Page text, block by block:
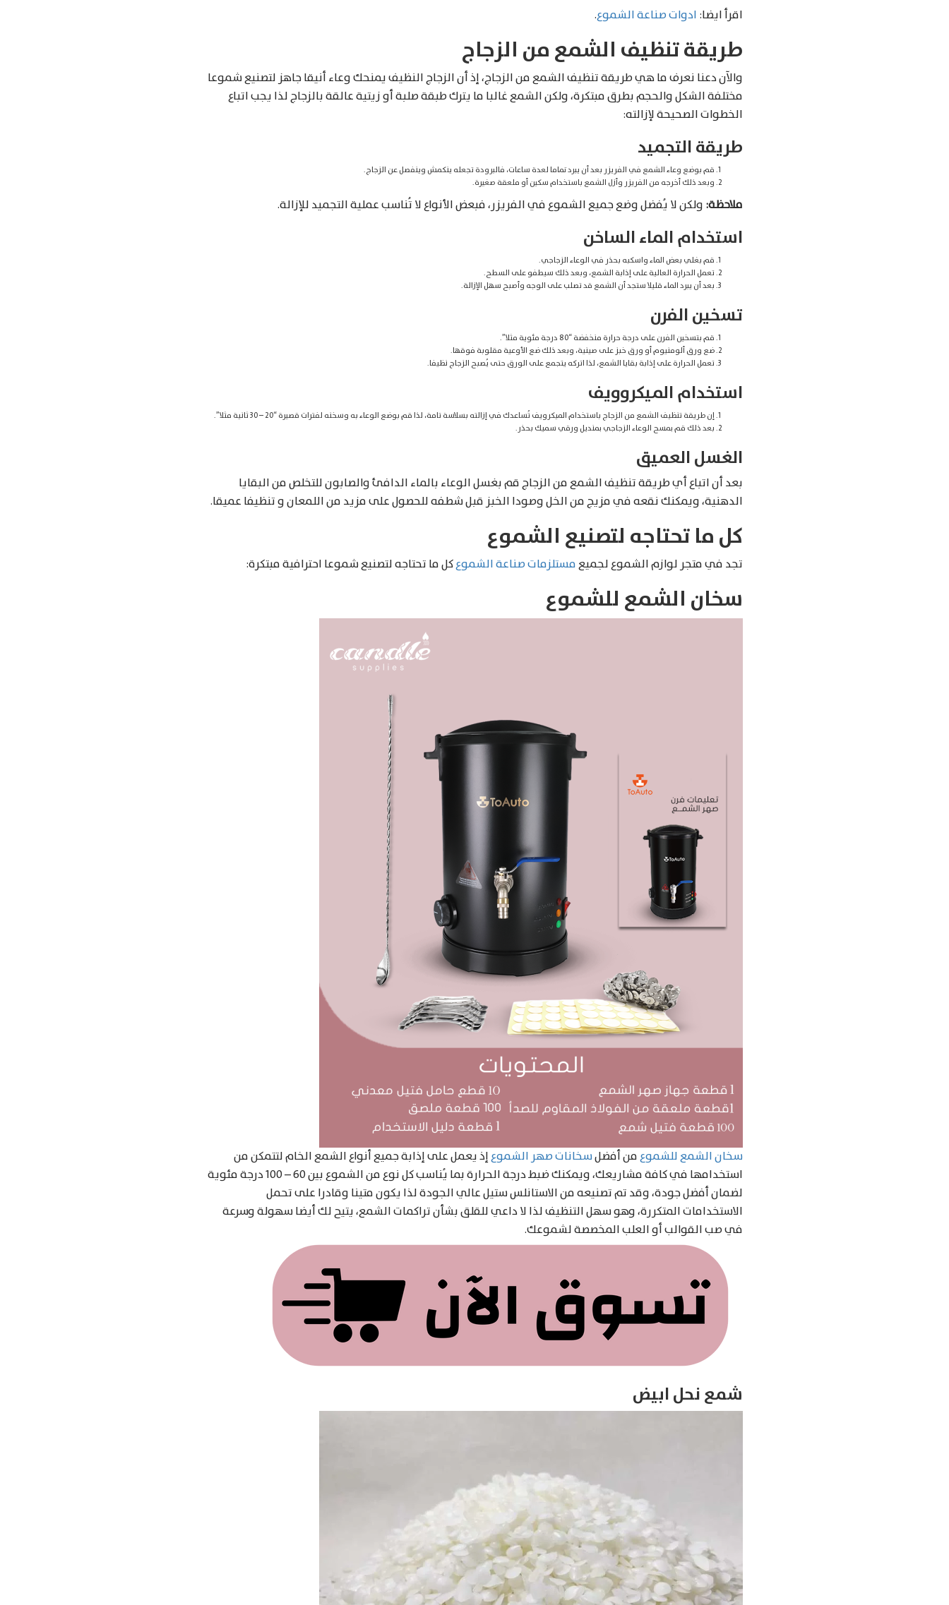
اقرأ ايضا: ادوات صناعة الشموع.
طريقة تنظيف الشمع من الزجاج
والآن دعنا نعرف ما هي طريقة تنظيف الشمع من الزجاج، إذ أن الزجاج النظيف يمنحك وعاء أنيقا جاهز لتصنيع شموعا
مختلفة الشكل والحجم بطرق مبتكرة، ولكن الشمع غالبا ما يترك طبقة صلبة أو زيتية عالقة بالزجاج لذا يجب اتباع
الخطوات الصحيحة لإزالته:
طريقة التجميد
قم بوضع وعاء الشمع في الفريزر بعد أن يبرد تماما لعدة ساعات، فالبرودة تجعله ينكمش وينفصل عن الزجاج.
وبعد ذلك أخرجه من الفريزر وأزل الشمع باستخدام سكين أو ملعقة صغيرة.
ملاحظة: ولكن لا يُفضل وضع جميع الشموع في الفريزر، فبعض الأنواع لا تُناسب عملية التجميد للإزالة.
استخدام الماء الساخن
قم بغلي بعض الماء واسكبه بحذر في الوعاء الزجاجي.
تعمل الحرارة العالية على إذابة الشمع، وبعد ذلك سيطفو على السطح.
بعد أن يبرد الماء قليلا ستجد أن الشمع قد تصلب على الوجه وأصبح سهل الإزالة.
تسخين الفرن
قم بتسخين الفرن على درجة حرارة منخفضة “80 درجة مئوية مثلا”.
ضع ورق ألومنيوم أو ورق خبز على صينية، وبعد ذلك ضع الأوعية مقلوبة فوقها.
تعمل الحرارة على إذابة بقايا الشمع، لذا اتركه يتجمع على الورق حتى يُصبح الزجاج نظيفا.
استخدام الميكروويف
إن طريقة تنظيف الشمع من الزجاج باستخدام الميكرويف تُساعدك في إزالته بسلاسة تامة، لذا قم بوضع الوعاء به وسخنه لفترات قصيرة “20 – 30 ثانية مثلا”.
بعد ذلك قم بمسح الوعاء الزجاجي بمنديل ورقي سميك بحذر.
الغسل العميق
بعد أن اتباع أي طريقة تنظيف الشمع من الزجاج قم بغسل الوعاء بالماء الدافئ والصابون للتخلص من البقايا
الدهنية، ويمكنك نقعه في مزيج من الخل وصودا الخبز قبل شطفه للحصول على مزيد من اللمعان و تنظيفا عميقا.
كل ما تحتاجه لتصنيع الشموع
تجد في متجر لوازم الشموع لجميعمستلزمات صناعة الشموعكل ما تحتاجه لتصنيع شموعا احترافية مبتكرة:
سخان الشمع للشموع
سخان الشمع للشموعمن أفضلسخانات صهر الشموعإذ يعمل على إذابة جميع أنواع الشمع الخام لتتمكن من
استخدامها في كافة مشاريعك، ويمكنك ضبط درجة الحرارة بما يُناسب كل نوع من الشموع بين 60 – 100 درجة مئوية
لضمان أفضل جودة، وقد تم تصنيعه من الاستانلس ستيل عالي الجودة لذا يكون متينا وقادرا على تحمل
الاستخدامات المتكررة، وهو سهل التنظيف لذا لا داعي للقلق بشأن تراكمات الشمع، يتيح لك أيضا سهولة وسرعة
في صب القوالب أو العلب المخصصة لشموعك.
شمع نحل ابيض